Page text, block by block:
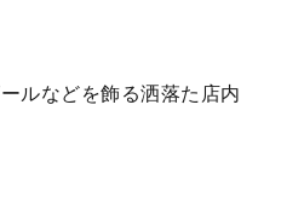
ルなどを飾る洒落た店内